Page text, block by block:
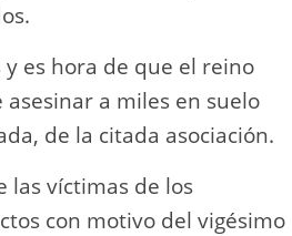
y es hora de que el reino
a miles en suelo
de la citada asociación.
las víctimas de los
con motivo del vigésimo